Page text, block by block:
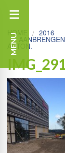
MENU
HOME 2016
ANTON.